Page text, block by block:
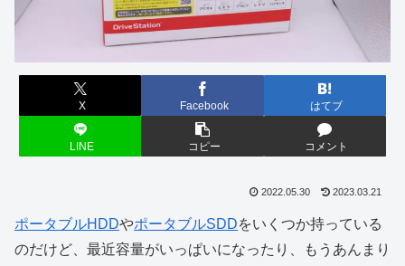
X Facebook はてブ
LINE コピー コメント
2022.05.30 2023.03.21
ポータブルHDDやポータブルSDDをいくつか持っている
のだけど、最近容量がいっぱいになったり、もうあんまり